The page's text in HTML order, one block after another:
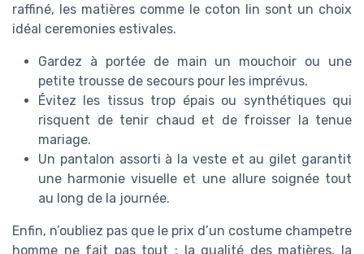
raffiné, les matières comme le coton lin sont un choix
idéal ceremonies estivales.
Gardez à portée de main un mouchoir ou une
petite trousse de secours pour les imprévus.
Évitez les tissus trop épais ou synthétiques qui
risquent de tenir chaud et de froisser la tenue
mariage.
Un pantalon assorti à la veste et au gilet garantit
une harmonie visuelle et une allure soignée tout
au long de la journée.
Enfin, n’oubliez pas que le prix d’un costume champetre
homme ne fait pas tout : la qualité des matières, la